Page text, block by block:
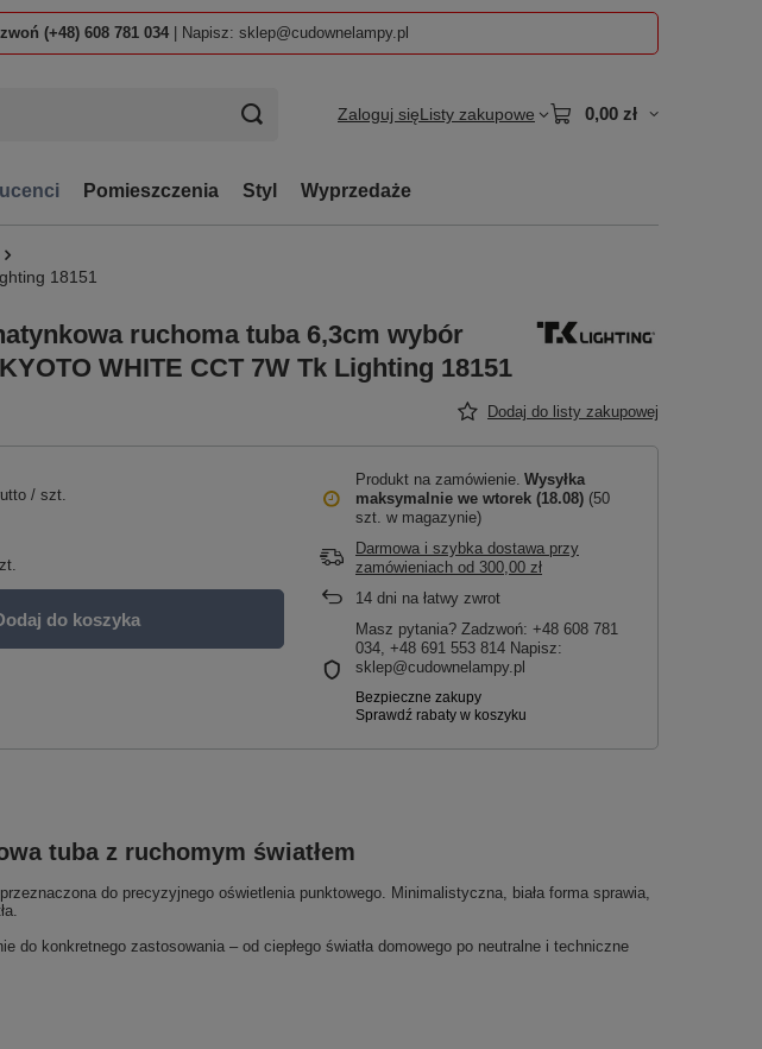
(+48) 608 781 034 | Napisz: sklep@cudownelampy.pl
Zaloguj sięListy zakupowe 0,00 zł
Pomieszczenia Styl Wyprzedaże
18151
ruchoma tuba 6,3cm wybór
WHITE CCT 7W Tk Lighting 18151
Dodaj do listy zakupowej
/ szt.
do koszyka
Produkt na zamówienie Wysyłka
maksymalnie we wtorek (18.08) (50
szt. w magazynie)
Darmowa i szybka dostawa przy
zamówieniach od 300,00 zł
14 dni na łatwy zwrot
Masz pytania? Zadzwoń: +48 608 781
034, +48 691 553 814 Napisz:
sklep@cudownelampy.pl
tuba z ruchomym światłem
do precyzyjnego oświetlenia punktowego. Minimalistyczna, biała forma sprawia,
do konkretnego zastosowania – od ciepłego światła domowego po neutralne i techniczne